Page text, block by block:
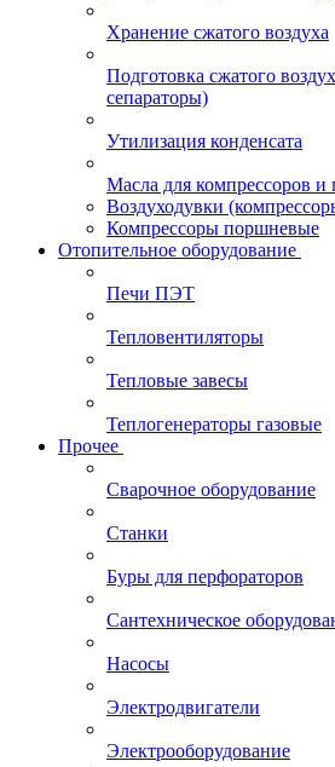
Хранение сжатого воздуха
Подготовка сжатого
сепараторы)
Утилизация конденсата
Масла для компрессоров и
Воздуходувки
Компрессоры поршневые
Отопительное оборудование
Печи ПЭТ
Тепловентиляторы
Тепловые завесы
Теплогенераторы газовые
Прочее
Сварочное оборудование
Станки
Буры для перфораторов
Сантехническое
Насосы
Электродвигатели
Электрооборудование